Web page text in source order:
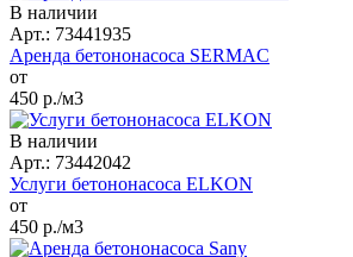
В наличии
Арт.: 73441935
Аренда бетононасоса SERMAC
от
450 р./м3
В наличии
Арт.: 73442042
Услуги бетононасоса ELKON
от
450 р./м3